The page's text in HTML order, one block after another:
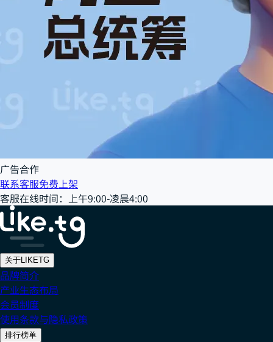
广告合作
联系客服免费上架
客服在线时间： 上午9:00-凌晨4:00
关于LIKETG
品牌简介
产业生态布局
会员制度
使用条款与隐私政策
排行榜单